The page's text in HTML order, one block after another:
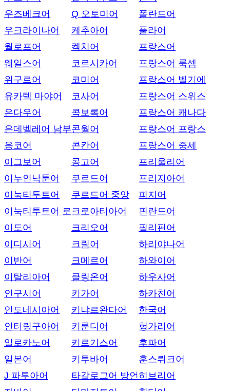
우즈베크어
우크라이나어
월로프어
웨일스어
위구르어
유카텍 마야어
은다우어
은데벨레어 남부
응코어
이그보어
이누인낙툰어
이눅티투트어
이눅티투트어 로
이도어
이디시어
이반어
이탈리아어
인구시어
인도네시아어
인터링구아어
일로카노어
일본어
J 파투아어
Q 오토미어
케추아어
켁치어
코르시카어
코미어
코사어
콕보록어
콘월어
콘칸어
콩고어
쿠르드어
쿠르드어 중앙
크로아티아어
크리오어
크림어
크메르어
클링온어
키가어
키냐르완다어
키룬디어
키르기스어
키투바어
타갈로그어 방언
폴란드어
풀라어
프랑스어
프랑스어 룩셈
프랑스어 벨기에
프랑스어 스위스
프랑스어 캐나다
프랑스어 프랑스
프랑스어 중세
프리울리어
프리지아어
피지어
핀란드어
필리핀어
하리야나어
하와이어
하우사어
하카친어
한국어
헝가리어
후파어
훈스뤼크어
히브리어